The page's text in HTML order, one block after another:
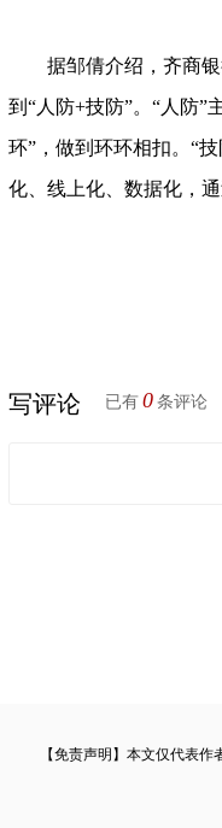
据邹倩介绍，齐商银
到“人防+技防”。“人防”
环”，做到环环相扣。“
化、线上化、数据化，
写评论 已有 0 条评论
【免责声明】本文仅代表